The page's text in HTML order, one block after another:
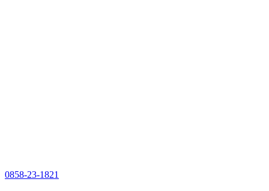
0858-23-1821